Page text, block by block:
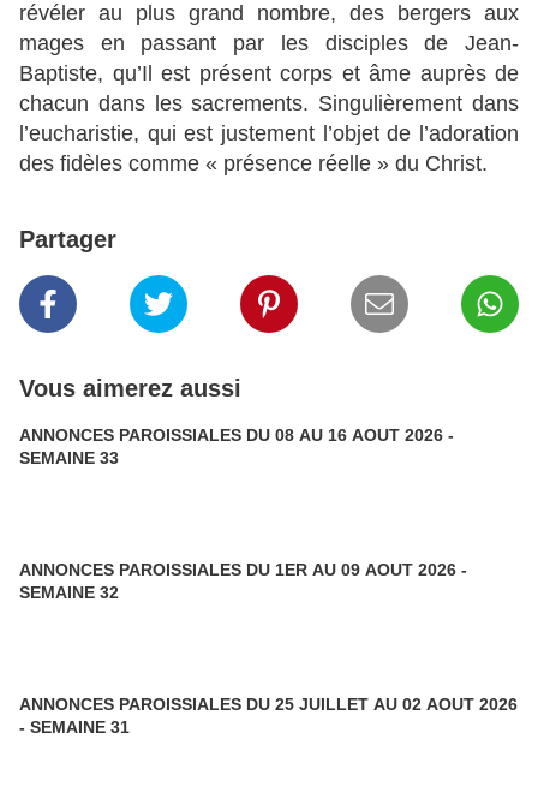
révéler au plus grand nombre, des bergers aux
mages en passant par les disciples de Jean-
Baptiste, qu’Il est présent corps et âme auprès de
chacun dans les sacrements. Singulièrement dans
l’eucharistie, qui est justement l’objet de l’adoration
des fidèles comme « présence réelle » du Christ.
Partager
Vous aimerez aussi
ANNONCES PAROISSIALES DU 08 AU 16 AOUT 2026 -
SEMAINE 33
ANNONCES PAROISSIALES DU 1ER AU 09 AOUT 2026 -
SEMAINE 32
ANNONCES PAROISSIALES DU 25 JUILLET AU 02 AOUT 2026
- SEMAINE 31